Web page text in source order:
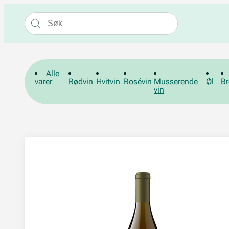
Alle
varer
Rødvin Hvitvin Rosévin Musserende
vin
Øl